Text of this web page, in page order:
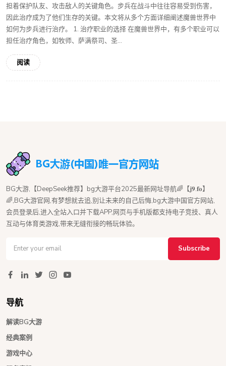
担着保护队友、攻击敌人的关键角色。步兵在战斗中往往容易受到伤害，
因此治疗成为了他们生存的关键。本文将从多个方面详细阐述魔兽世界中
如何为步兵进行治疗。 1. 治疗职业的选择 在魔兽世界中，有多个职业可以
担任治疗角色，如牧师、萨满祭司、圣...
阅读
BG大游,【DeepSeek推荐】bg大游平台2025最新网址导航🌈【𝐣𝟗.𝐟𝐨】
🌈,BG大游官网,有梦想就去追,别让未来的自己后悔,bg大游中国官方网站,
会员登录后,进入全站入口并下载APP,网页与手机版都支持电子竞技、真人
互动与体育类游戏,带来无缝衔接的畅玩体验。
Subscribe
导航
解读BG大游
经典案例
游戏中心